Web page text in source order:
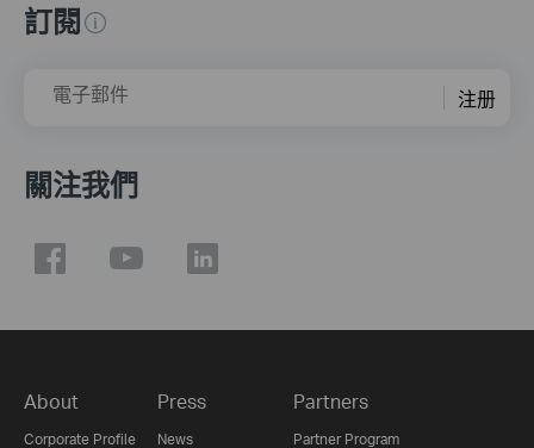
訂閱
電子郵件 注册
關注我們
About
Corporate Profile
Press
News
Partners
Partner Program